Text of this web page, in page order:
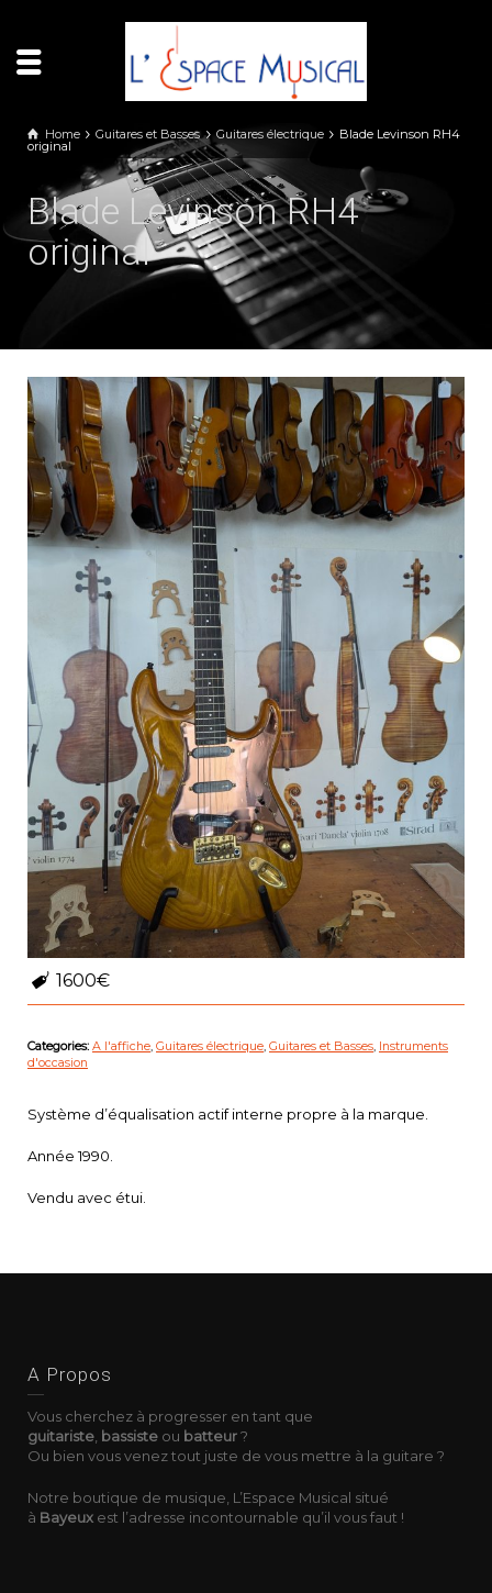
Home Guitares et Basses Guitares électrique Blade Levinson RH4
original
Blade Levinson RH4
original
1600€
Categories: A l'affiche Guitares électrique Guitares et Basses Instruments
d'occasion
Système d’équalisation actif interne propre à la marque.
Année 1990.
Vendu avec étui.
A Propos
Vous cherchez à progresser en tant que
guitariste bassiste ou batteur?
Ou bien vous venez tout juste de vous mettre à la guitare ?
Notre boutique de musique, L’Espace Musical situé
à Bayeux est l’adresse incontournable qu’il vous faut !